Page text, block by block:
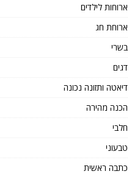
ארוחות לילדים
ארוחת חג
בשרי
דגים
דיאטה ותזונה נכונה
הכנה מהירה
חלבי
טבעוני
כתבה ראשית